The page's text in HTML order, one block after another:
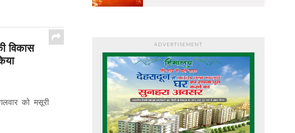
विकास
को मसूरी
ADVERTISEMENT